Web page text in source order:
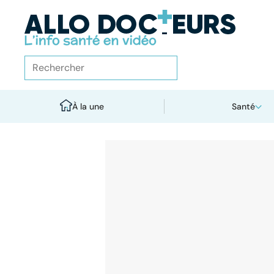
À la une Santé